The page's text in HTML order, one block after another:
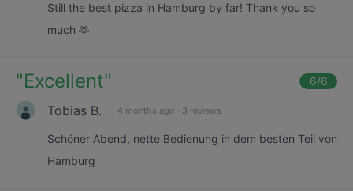
Still the best pizza in Hamburg by far! Thank you so
much 🫶
"Excellent" 6/6
Tobias B. 4 months ago · 3 reviews
Schöner Abend, nette Bedienung in dem besten Teil von
Hamburg